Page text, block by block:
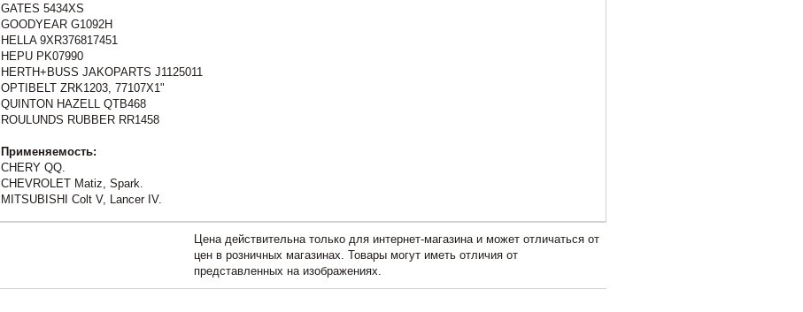
GATES 5434XS
GOODYEAR G1092H
HELLA 9XR376817451
HEPU PK07990
HERTH+BUSS JAKOPARTS J1125011
OPTIBELT ZRK1203, 77107X1"
QUINTON HAZELL QTB468
ROULUNDS RUBBER RR1458
Применяемость:
CHERY QQ.
CHEVROLET Matiz, Spark.
MITSUBISHI Colt V, Lancer IV.
Цена действительна только для интернет-магазина и может отличаться от
цен в розничных магазинах. Товары могут иметь отличия от
представленных на изображениях.